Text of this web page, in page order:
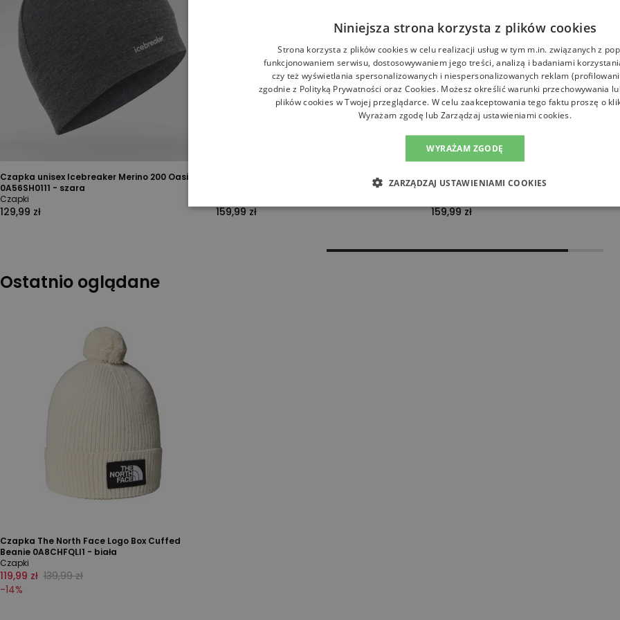
Czapka unisex Icebreaker Merino 200 Oasis
0A56SH0111 - szara
Czapki
129,99 zł
Czapka damska New Era Cabla Wide New
159,99 zł
York Yankees 60691296 - czarna
159,99 zł
Ostatnio oglądane
Czapka The North Face Logo Box Cuffed
Beanie 0A8CHFQLI1 - biała
Czapki
119,99 zł 139,99 zł
-14%
Niniejsza strona korzysta z plików cookies
Strona korzysta z plików cookies w celu realizacji usług w tym m.in. związanych z
funkcjonowaniem serwisu, dostosowywaniem jego treści, analizą i badaniami
czy też wyświetlania spersonalizowanych i niespersonalizowanych reklam
zgodnie z Polityką Prywatności oraz Cookies. Możesz określić warunki przechowywania
plików cookies w Twojej przeglądarce. W celu zaakceptowania tego faktu proszę o
Wyrażam zgodę lub Zarządzaj ustawieniami cookies.
WYRAŻAM ZGODĘ
ZARZĄDZAJ USTAWIENIAMI COOKIES